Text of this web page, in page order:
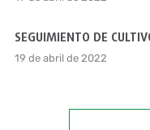
SEGUIMIENTO DE
19 de abril de 2022